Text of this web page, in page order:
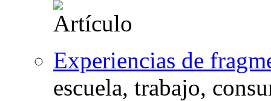
Experiencias de
escuela, trabajo,